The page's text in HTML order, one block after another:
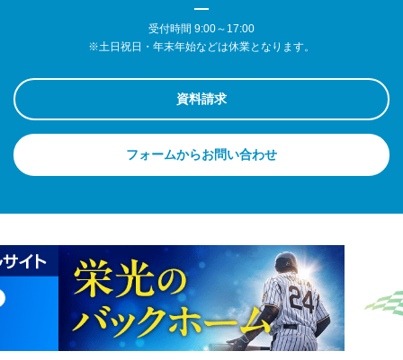
受付時間 9:00～17:00
※土日祝日・年末年始などは休業となります。
資料請求
フォームからお問い合わせ